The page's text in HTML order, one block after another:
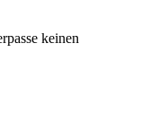
keinen